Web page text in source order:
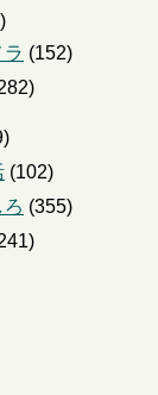
(152)
(102)
(355)